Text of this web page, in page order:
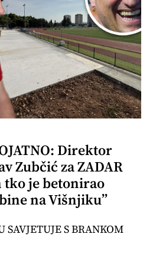
Direktor
Zubčić za ZADAR
tko je betonirao
na Višnjiku”
SAVJETUJE S BRANKOM